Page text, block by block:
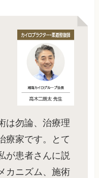
は勿論、治療理
療家です。とて
が患者さんに説
カニズム、施術